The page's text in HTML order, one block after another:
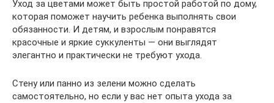
Уход за цветами может быть простой работой по дому,
которая поможет научить ребенка выполнять свои
обязанности. И детям, и взрослым понравятся
красочные и яркие суккуленты — они выглядят
элегантно и практически не требуют ухода.
Стену или панно из зелени можно сделать
самостоятельно, но если у вас нет опыта ухода за